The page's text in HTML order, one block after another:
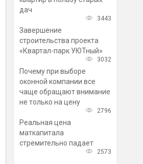
Главные новости рынка
недвижимости за 28
дач
3443
Завершение
строительства проекта
«Квартал-парк УЮТный»
3032
Почему при выборе
оконной компании все
чаще обращают внимание
не только на цену
2796
Реальная цена
маткапитала
стремительно падает
2573